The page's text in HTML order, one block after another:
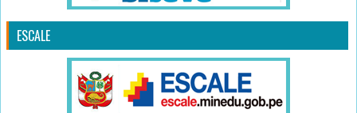
ESCALE